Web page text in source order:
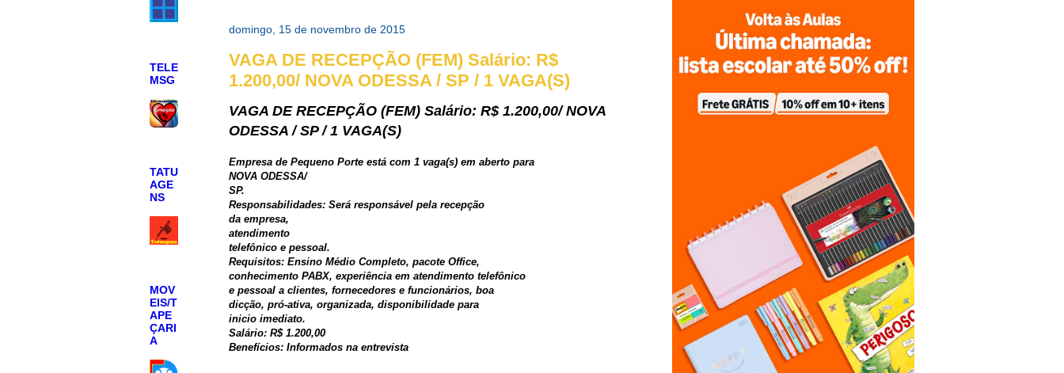
domingo, 15 de novembro de 2015
VAGA DE RECEPÇÃO (FEM) Salário: R$
1.200,00/ NOVA ODESSA / SP / 1 VAGA(S)
VAGA DE RECEPÇÃO (FEM) Salário: R$ 1.200,00/ NOVA
ODESSA / SP / 1 VAGA(S)
Empresa de Pequeno Porte está com 1 vaga(s) em aberto para
NOVA ODESSA/
SP.
Responsabilidades: Será responsável pela recepção
da empresa,
atendimento
telefônico e pessoal.
Requisitos: Ensino Médio Completo, pacote Office,
conhecimento PABX, experiência em atendimento telefônico
e pessoal a clientes, fornecedores e funcionários, boa
dicção, pró-ativa, organizada, disponibilidade para
inicio imediato.
Salário: R$ 1.200,00
Benefícios: Informados na entrevista
TELE
MSG
TATU
AGE
NS
MOV
EIS/T
APE
ÇARI
A